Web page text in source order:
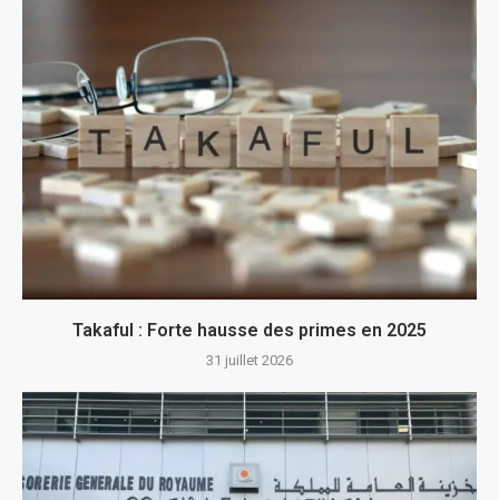
Takaful : Forte hausse des primes en 2025
31 juillet 2026